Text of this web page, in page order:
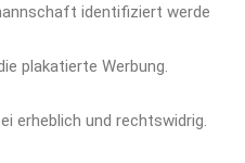
identifiziert werde
plakatierte Werbung.
erheblich und rechtswidrig.